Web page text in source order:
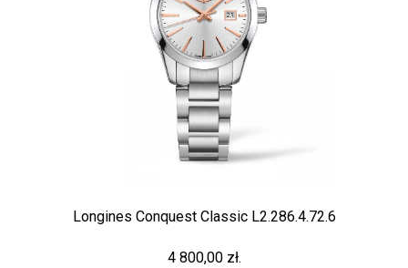
Longines Conquest Classic L2.286.4.72.6
4 800,00 zł.